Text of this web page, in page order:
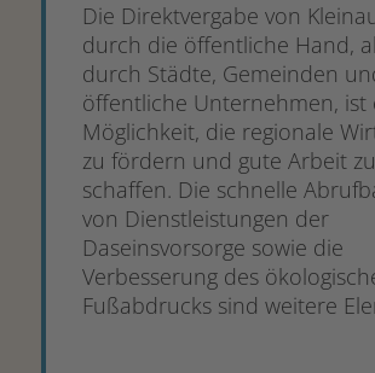
Die Direktvergabe von
durch die öffentliche Hand,
durch Städte, Gemeinden
öffentliche Unternehmen, ist
Möglichkeit, die regionale
zu fördern und gute Arbeit zu
schaffen. Die schnelle
von Dienstleistungen der
Daseinsvorsorge sowie die
Verbesserung des
Fußabdrucks sind weitere